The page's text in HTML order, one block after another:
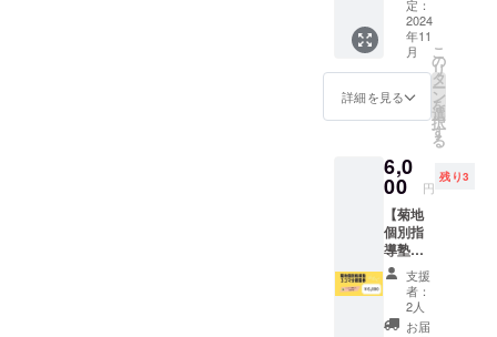
市上広
岡407-1
※会場ま
での交
通費は
お客様
所要時
間＞
1day
参加チ
ケット
です。
約2時間
＜料金
2,000円
・ス
テッ
カー１
枚（名
刺サイ
ズ） ・
塾が
行って
いる数
理安全
保障学
につい
ての最
新研究
pdf ・菊
地と最
定：
2024
年11
月
詳細を見る
こ
の
リ
タ
ー
ン
を
選
択
す
る
6,0
00 円
残り3
【菊地
個別指
導塾
数学授
業（高
校、大
学受験
支援
者：
2人
お届